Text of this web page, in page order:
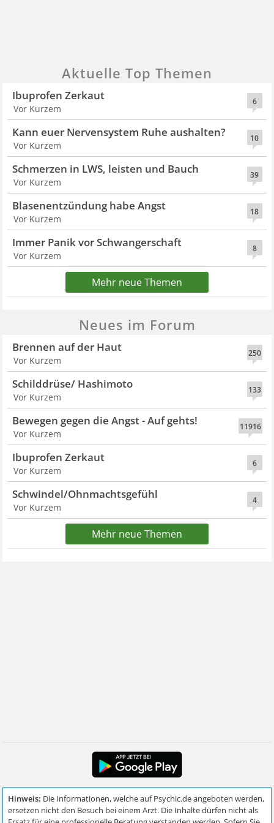
Aktuelle Top Themen
6
Ibuprofen Zerkaut
Vor Kurzem
10
Kann euer Nervensystem Ruhe aushalten?
Vor Kurzem
39
Schmerzen in LWS, leisten und Bauch
Vor Kurzem
18
Blasenentzündung habe Angst
Vor Kurzem
8
Immer Panik vor Schwangerschaft
Vor Kurzem
Mehr neue Themen
Neues im Forum
250
Brennen auf der Haut
Vor Kurzem
133
Schilddrüse/ Hashimoto
Vor Kurzem
11916
Bewegen gegen die Angst - Auf gehts!
Vor Kurzem
6
Ibuprofen Zerkaut
Vor Kurzem
4
Schwindel/Ohnmachtsgefühl
Vor Kurzem
Mehr neue Themen